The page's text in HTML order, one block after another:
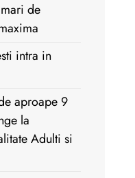
de
intra in
aproape 9
la
Adulti si